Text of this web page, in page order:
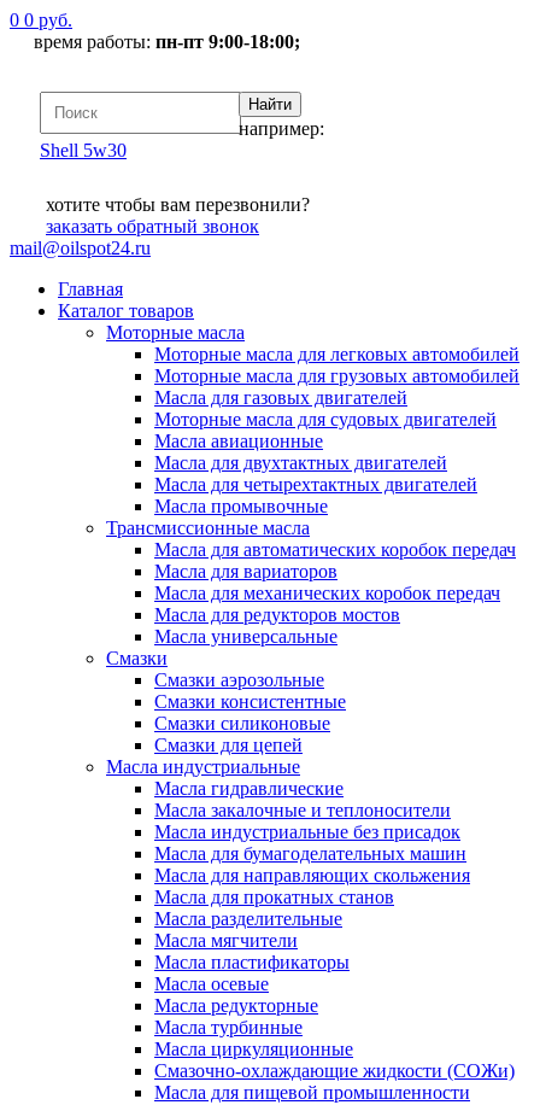
0 0 руб.
время работы: пн-пт 9:00-18:00;
например:
Shell 5w30
хотите чтобы вам перезвонили?
заказать обратный звонок
mail@oilspot24.ru
Главная
Каталог товаров
Моторные масла
Моторные масла для легковых автомобилей
Моторные масла для грузовых автомобилей
Масла для газовых двигателей
Моторные масла для судовых двигателей
Масла авиационные
Масла для двухтактных двигателей
Масла для четырехтактных двигателей
Масла промывочные
Трансмиссионные масла
Масла для автоматических коробок передач
Масла для вариаторов
Масла для механических коробок передач
Масла для редукторов мостов
Масла универсальные
Cмазки
Смазки аэрозольные
Смазки консистентные
Смазки силиконовые
Смазки для цепей
Масла индустриальные
Масла гидравлические
Масла закалочные и теплоносители
Масла индустриальные без присадок
Масла для бумагоделательных машин
Масла для направляющих скольжения
Масла для прокатных станов
Масла разделительные
Масла мягчители
Масла пластификаторы
Масла осевые
Масла редукторные
Масла турбинные
Масла циркуляционные
Смазочно-охлаждающие жидкости (СОЖи)
Масла для пищевой промышленности